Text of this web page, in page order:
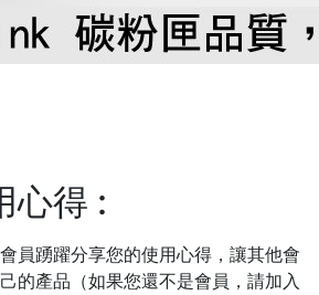
心得 :
員踴躍分享您的使用心得，讓其他會
的產品（如果您還不是會員，請加入